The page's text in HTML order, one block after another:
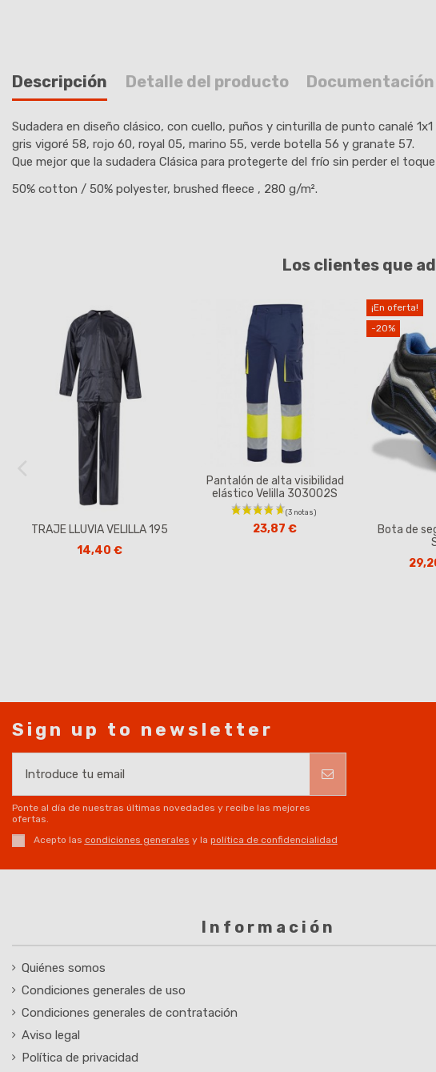
Descripción Detalle del producto
Sudadera en diseño clásico, con cuello, puños y cinturilla de punto canalé
gris vigoré 58, rojo 60, royal 05, marino 55, verde botella 56 y granate 57.
Que mejor que la sudadera Clásica para protegerte del frío sin perder el
50% cotton / 50% polyester, brushed fleece , 280 g/m².
Los clientes que
TRAJE LLUVIA VELILLA 195
14,40 €
Pantalón de alta visibilidad
elástico Velilla 303002S
23,87 €
¡En oferta!
-20%
Bota de
Sign up to newsletter
Ponte al día de nuestras últimas novedades y recibe las mejores
ofertas.
Acepto las condiciones generales y la política de confidencialidad
Información
Quiénes somos
Condiciones generales de uso
Condiciones generales de contratación
Aviso legal
Política de privacidad